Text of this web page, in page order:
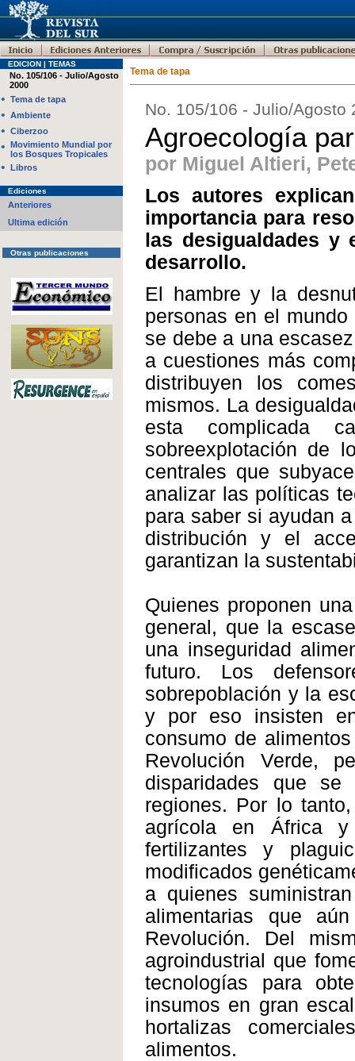
EDICION | TEMAS
No. 105/106 - Julio/Agosto
2000
• Tema de tapa
• Ambiente
• Ciberzoo
• Movimiento Mundial por
los Bosques Tropicales
• Libros
Ediciones
Anteriores
Ultima edición
Otras publicaciones
Tema de tapa
No. 105/106 - Julio/Agosto
Agroecología
por Miguel Altieri,
Los autores
importancia para
las desigualdades y
desarrollo.
El hambre y la
personas en el
se debe a una
a cuestiones más
distribuyen los
mismos. La
esta complicada
sobreexplotación de
centrales que
analizar las políticas
para saber si ayudan
distribución y el
garantizan la
Quienes proponen
general, que la
una inseguridad
futuro. Los
sobrepoblación y la
y por eso insisten
consumo de
Revolución Verde,
disparidades que
regiones. Por lo
agrícola en África y
fertilizantes y
modificados
a quienes
alimentarias que
Revolución. Del
agroindustrial que
tecnologías para
insumos en gran
hortalizas
alimentos.